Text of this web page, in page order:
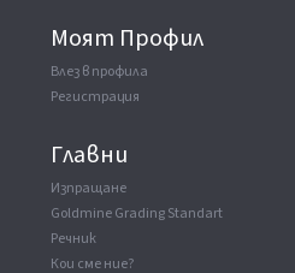
Моят Профил
Влез в профила
Регистрация
Главни
Изпращане
Goldmine Grading Standart
Речник
Кои сме ние?